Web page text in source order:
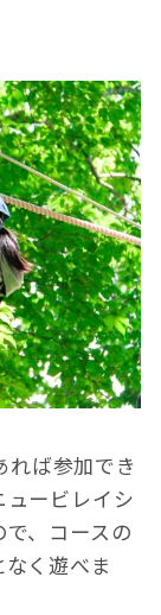
の皆さまへ
ば参加でき
ービレイシ
、コースの
く遊べま